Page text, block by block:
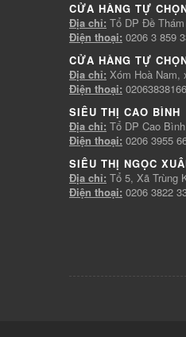
CỬA HÀNG TỰ
Địa chỉ: Tổ DP Đề
Điện thoại: 0206 3 859
CỬA HÀNG TỰ
Địa chỉ: Xóm Hoà Nam,
Điện thoại: 02063838166
SIÊU THỊ CAO BÌNH
Địa chỉ: Tổ DP Cao
Điện thoại: 0206 3955
SIÊU THỊ NGỌC
Địa chỉ: Tổ 5, Xã Trùng
Điện thoại: 0206 3822